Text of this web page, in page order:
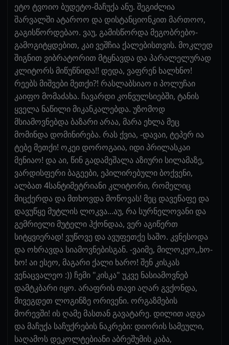
ეტო ტვოიო ბუდეტო-მაჩუქა ანუ. შეგიძლია
შარვალში ატაროო და დისტანციონკით მართოო,
გაგისწორდებაო. ვაუ, გამისწორდა მეგობრებო-
გამოგიტყდებით, კაი ვეშჩია ქალებისთვის. მოკლედ
შიგნით ვიბრატორით მტყნავდა და პარალელურად
კლიტორს მიწუწნიდა!! დედა, ვაფრენ ხალხნო!
რეებს მიშვები მეთქი?! რასლაბსიაო ი პოლუჩაი
კაიფო მომაძახა. ჩავარდი კონვულსიებში, ტანის
ყველა ნაწილი მიკანკალებდა. უზომოდ
მსიამოვნებდა ბაზარი არაა, მარა ეხლა მეც
მომინდა დომინირება. რას ქვია, -დავაი, ტეპერ ია
ტებე მეთქი! ოკეი დოროგაია, იდი პრილასკაი
მენიაო! და აი, წინ გადამეშალა აზიური სილამაზე,
ვარდისფერი ბაგეები, ეპილირებული ბოქვენი,
ალბათ 4სანტიმეტრიანი კლიტორი, რომელიც
მიცქერდა და მთხოვდა მოწოვას! მეც დავეწაფე და
დავუწყე მუტლის ლოკვა...აუ, რა სურნელოვანი და
გემრიელი მუტელი ჰქონდაა, ვერ აგიწერთ
სიტყვიერად! ვუწოვე და ავუფეთქე საშო. კვნესოდა
და ოხრავდა სიამოვნებისგან. -ვაიმე, მილოკეო,,ხო-
ხო! აი ესეო, მაგარი ქალი ხარო! შენ კისკას
ვენაცვალეო :)) ჩემი "კისკა" უკვე ნასიამოვნებ
დამტკბარი იყო. არაფრის თავი აღარ გვქონდა,
მივეგდეთ ლოგინზე ორივენი. ორგაზმების
მორევში! ის ღამე მასთან გავატარე. დილით ადგა
და მაჩუქა საჩუქრების ნაკრები: დიორის სამეული,
საღამოს დეკოლტებიანი აბრეშუმის კაბა,